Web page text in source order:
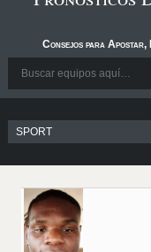
Consejos para Apostar,